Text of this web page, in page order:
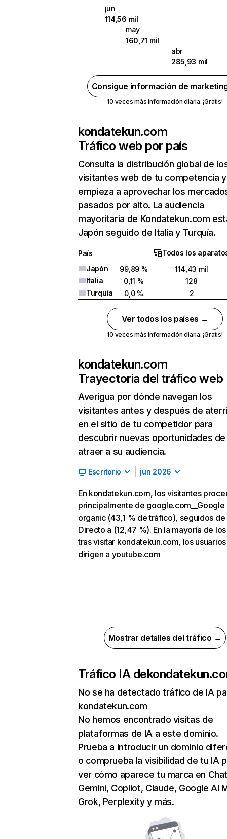
jun
114,56 mil
may
160,71 mil
abr
285,93 mil
Consigue información de
10 veces más información diaria. ¡Gratis!
kondatekun.com
Tráfico web por país
Consulta la distribución global de
visitantes web de tu competencia y
empieza a aprovechar los
pasados por alto. La audiencia
mayoritaria de Kondatekun.com
Japón seguido de Italia y Turquía.
País
Todos los
Japón
99,89 %
114,43 mil
Italia
0,11 %
128
Turquía
0,0 % 2
Ver todos los países →
10 veces más información diaria. ¡Gratis!
kondatekun.com
Trayectoria del tráfico web
Averigua por dónde navegan los
visitantes antes y después de
en el sitio de tu competidor para
descubrir nuevas oportunidades de
atraer a su audiencia.
Escritorio jun 2026
En kondatekun.com, los visitantes
principalmente de google.com__Google
organic (43,1 % de tráfico), seguidos de
Directo a (12,47 %). En la mayoría de
tras visitar kondatekun.com, los
dirigen a youtube.com
Mostrar detalles del tráfico →
Tráfico IA de
No se ha detectado tráfico de IA
kondatekun.com
No hemos encontrado visitas de
plataformas de IA a este dominio.
Prueba a introducir un dominio
o comprueba la visibilidad de tu IA
ver cómo aparece tu marca en
Gemini, Copilot, Claude, Google AI
Grok, Perplexity y más.